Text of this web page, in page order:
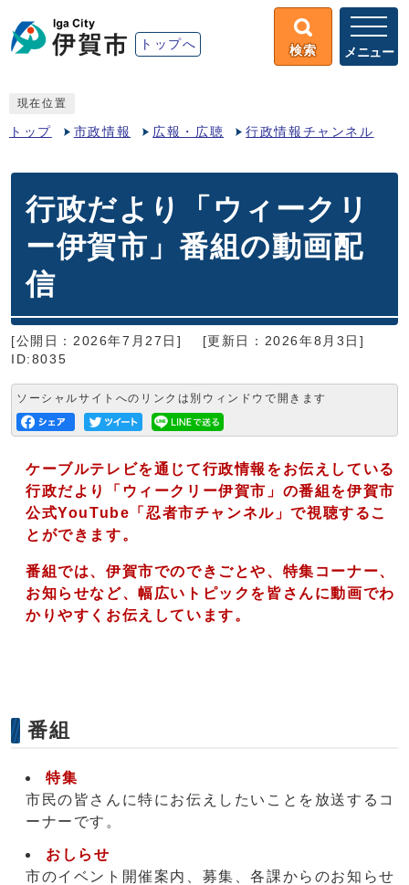
トップへ 検索 メニュー
現在位置
トップ 市政情報 広報・広聴 行政情報チャンネル
行政だより「ウィークリ
ー伊賀市」番組の動画配
信
[公開日：2026年7月27日]
[更新日：2026年8月3日]
ID:8035
ソーシャルサイトへのリンクは別ウィンドウで開きます
ケーブルテレビを通じて行政情報をお伝えしている
行政だより「ウィークリー伊賀市」の番組を伊賀市
公式YouTube「忍者市チャンネル」で視聴するこ
とができます。
番組では、伊賀市でのできごとや、 特集コーナー、
お知らせなど、幅広いトピックを皆さんに動画でわ
かりやすく お伝えしています。
番組
特集
市民の皆さんに特にお伝えしたいことを放送するコ
ーナーです。
おしらせ
市のイベント開催案内、募集、各課からのお知らせ